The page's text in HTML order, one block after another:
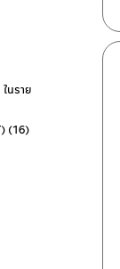
นราย
(16)